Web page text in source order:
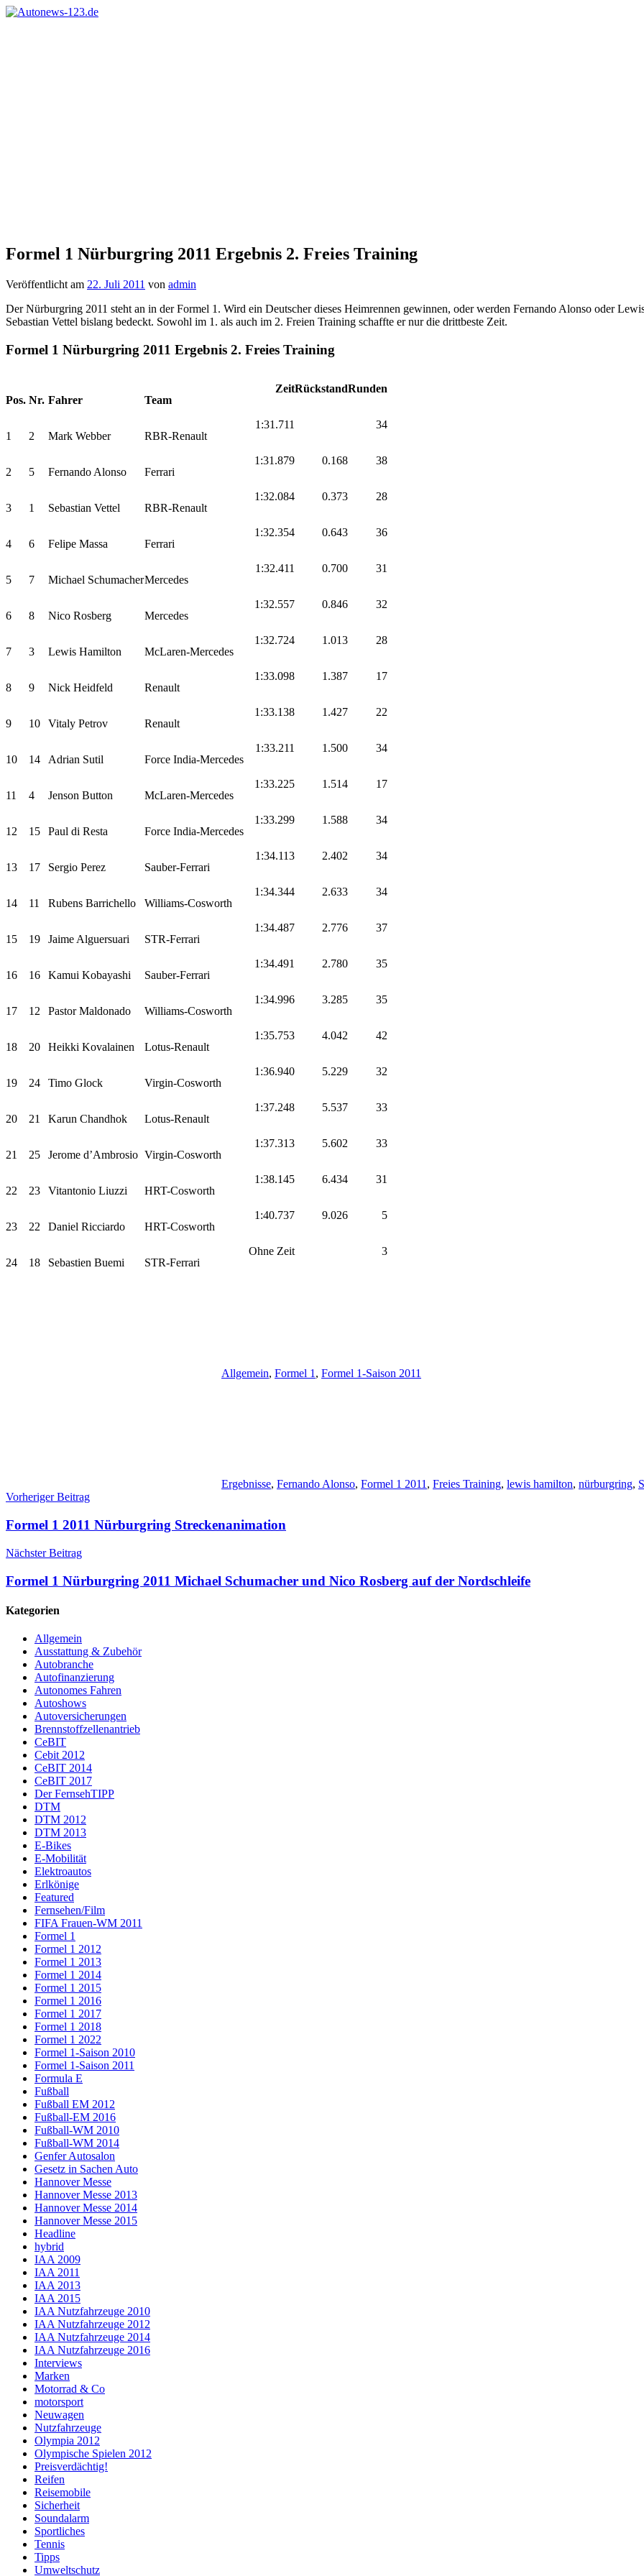
Zum
Formel 1 Nürburgring 2011 Ergebnis 2. Freies Training
Veröffentlicht am 22. Juli 2011 von admin
Der Nürburgring 2011 steht an in der Formel 1. Wird ein Deutscher dieses Heimrennen gewinnen, oder werden Fernando Alonso oder
Sebastian Vettel bislang bedeckt. Sowohl im 1. als auch im 2. Freien Training schaffte er nur die drittbeste Zeit.
Formel 1 Nürburgring 2011 Ergebnis 2. Freies Training
Pos. Nr. Fahrer Team
ZeitRückstandRunden
1 2 Mark Webber RBR-Renault
1:31.711 34
2 5 Fernando Alonso Ferrari
1:31.879 0.168 38
3 1 Sebastian Vettel RBR-Renault
1:32.084 0.373 28
4 6 Felipe Massa Ferrari
1:32.354 0.643 36
5 7 Michael SchumacherMercedes
1:32.411 0.700 31
6 8 Nico Rosberg Mercedes
1:32.557 0.846 32
7 3 Lewis Hamilton McLaren-Mercedes
1:32.724 1.013 28
8 9 Nick Heidfeld Renault
1:33.098 1.387 17
9 10 Vitaly Petrov Renault
1:33.138 1.427 22
10 14 Adrian Sutil Force India-Mercedes
1:33.211 1.500 34
11 4 Jenson Button McLaren-Mercedes
1:33.225 1.514 17
12 15 Paul di Resta Force India-Mercedes
1:33.299 1.588 34
13 17 Sergio Perez Sauber-Ferrari
1:34.113 2.402 34
14 11 Rubens Barrichello Williams-Cosworth
1:34.344 2.633 34
15 19 Jaime Alguersuari STR-Ferrari
1:34.487 2.776 37
16 16 Kamui Kobayashi Sauber-Ferrari
1:34.491 2.780 35
17 12 Pastor Maldonado Williams-Cosworth
1:34.996 3.285 35
18 20 Heikki Kovalainen Lotus-Renault
1:35.753 4.042 42
19 24 Timo Glock Virgin-Cosworth
1:36.940 5.229 32
20 21 Karun Chandhok Lotus-Renault
1:37.248 5.537 33
21 25 Jerome d’Ambrosio Virgin-Cosworth
1:37.313 5.602 33
22 23 Vitantonio Liuzzi HRT-Cosworth
1:38.145 6.434 31
23 22 Daniel Ricciardo HRT-Cosworth
1:40.737 9.026 5
24 18 Sebastien Buemi STR-Ferrari
Ohne Zeit 3
Allgemein, Formel 1 , Formel 1-Saison 2011
Ergebnisse, Fernando Alonso, Formel 1 2011 , Freies Training, lewis hamilton, nürburgring,
Beitragsnavigation
Vorheriger Beitrag
Formel 1 2011 Nürburgring Streckenanimation
Nächster Beitrag
Formel 1 Nürburgring 2011 Michael Schumacher und Nico Rosberg auf der Nordschleife
Kategorien
Allgemein
Ausstattung & Zubehör
Autobranche
Autofinanzierung
Autonomes Fahren
Autoshows
Autoversicherungen
Brennstoffzellenantrieb
CeBIT
Cebit 2012
CeBIT 2014
CeBIT 2017
Der FernsehTIPP
DTM
DTM 2012
DTM 2013
E-Bikes
E-Mobilität
Elektroautos
Erlkönige
Featured
Fernsehen/Film
FIFA Frauen-WM 2011
Formel 1
Formel 1 2012
Formel 1 2013
Formel 1 2014
Formel 1 2015
Formel 1 2016
Formel 1 2017
Formel 1 2018
Formel 1 2022
Formel 1-Saison 2010
Formel 1-Saison 2011
Formula E
Fußball
Fußball EM 2012
Fußball-EM 2016
Fußball-WM 2010
Fußball-WM 2014
Genfer Autosalon
Gesetz in Sachen Auto
Hannover Messe
Hannover Messe 2013
Hannover Messe 2014
Hannover Messe 2015
Headline
hybrid
IAA 2009
IAA 2011
IAA 2013
IAA 2015
IAA Nutzfahrzeuge 2010
IAA Nutzfahrzeuge 2012
IAA Nutzfahrzeuge 2014
IAA Nutzfahrzeuge 2016
Interviews
Marken
Motorrad & Co
motorsport
Neuwagen
Nutzfahrzeuge
Olympia 2012
Olympische Spielen 2012
Preisverdächtig!
Reifen
Reisemobile
Sicherheit
Soundalarm
Sportliches
Tennis
Tipps
Umweltschutz